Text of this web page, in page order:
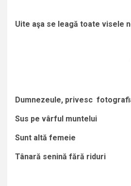
Uite aşa se leagă toate visele
Dumnezeule, privesc
Sus pe vârful muntelui
Sunt altă femeie
Tânară senină fără riduri